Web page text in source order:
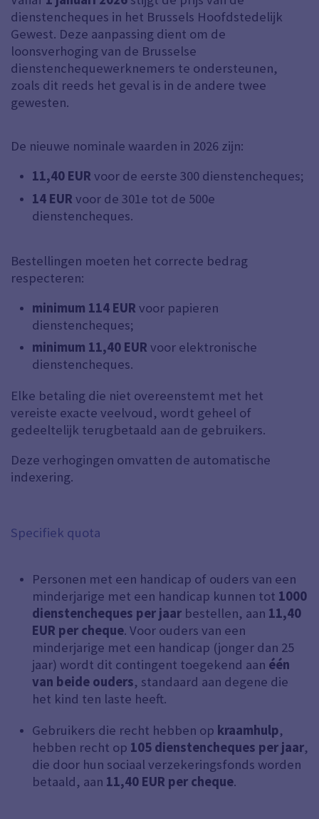
dienstencheques in het Brussels Hoofdstedelijk
Gewest. Deze aanpassing dient om de
loonsverhoging van de Brusselse
dienstenchequewerknemers te ondersteunen,
zoals dit reeds het geval is in de andere twee
gewesten.
De nieuwe nominale waarden in 2026 zijn:
11,40 EUR voor de eerste 300 dienstencheques;
14 EUR voor de 301e tot de 500e
dienstencheques.
Bestellingen moeten het correcte bedrag
respecteren:
minimum 114 EUR voor papieren
dienstencheques;
minimum 11,40 EUR voor elektronische
dienstencheques.
Elke betaling die niet overeenstemt met het
vereiste exacte veelvoud, wordt geheel of
gedeeltelijk terugbetaald aan de gebruikers.
Deze verhogingen omvatten de automatische
indexering.
Specifiek quota
Personen met een handicap of ouders van een
minderjarige met een handicap kunnen tot 1000
dienstencheques per jaar bestellen, aan 11,40
EUR per cheque. Voor ouders van een
minderjarige met een handicap (jonger dan 25
jaar) wordt dit contingent toegekend aan één
van beide ouders, standaard aan degene die
het kind ten laste heeft.
Gebruikers die recht hebben op kraamhulp,
hebben recht op 105 dienstencheques per jaar,
die door hun sociaal verzekeringsfonds worden
betaald, aan 11,40 EUR per cheque.